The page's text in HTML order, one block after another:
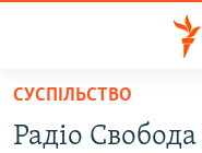
Перейти
основного
СУСПІЛЬСТВО
Радіо